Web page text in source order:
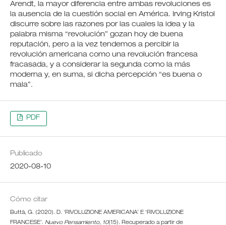
Arendt, la mayor diferencia entre ambas revoluciones es
la ausencia de la cuestión social en América. Irving Kristol
discurre sobre las razones por las cuales la idea y la
palabra misma “revolución” gozan hoy de buena
reputación, pero a la vez tendemos a percibir la
revolución americana como una revolución francesa
fracasada, y a considerar la segunda como la más
moderna y, en suma, si dicha percepción “es buena o
mala”.
PDF
Publicado
2020-08-10
Cómo citar
Buttà, G. (2020). D. ‘RIVOLUZIONE AMERICANA’ E ‘RIVOLUZIONE
FRANCESE’. Nuevo Pensamiento, 10(15). Recuperado a partir de